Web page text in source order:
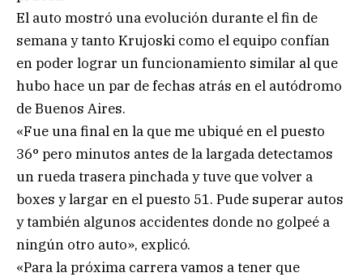
El auto mostró una evolución durante el fin de
semana y tanto Krujoski como el equipo confían
en poder lograr un funcionamiento similar al que
hubo hace un par de fechas atrás en el autódromo
de Buenos Aires.
«Fue una final en la que me ubiqué en el puesto
36° pero minutos antes de la largada detectamos
un rueda trasera pinchada y tuve que volver a
boxes y largar en el puesto 51. Pude superar autos
y también algunos accidentes donde no golpeé a
ningún otro auto», explicó.
«Para la próxima carrera vamos a tener que